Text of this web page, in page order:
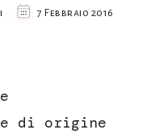
7 Febbraio 2016
di origine